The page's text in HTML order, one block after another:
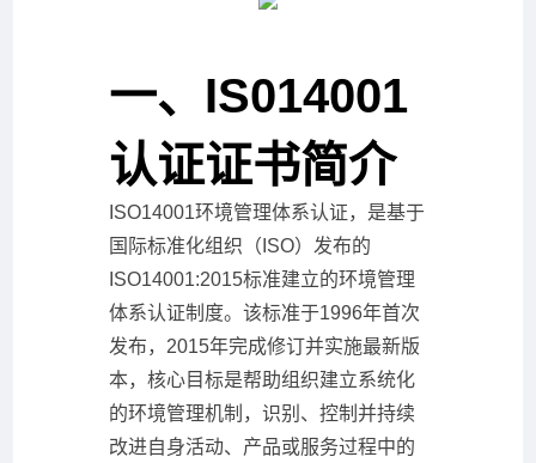
一、IS014001
认证证书简介
ISO14001环境管理体系认证，是基于
国际标准化组织（ISO）发布的
ISO14001:2015标准建立的环境管理
体系认证制度。该标准于1996年首次
发布，2015年完成修订并实施最新版
本，核心目标是帮助组织建立系统化
的环境管理机制，识别、控制并持续
改进自身活动、产品或服务过程中的